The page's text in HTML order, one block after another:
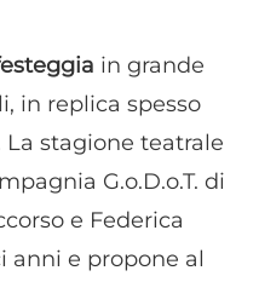
in grande
in replica spesso
stagione teatrale
G.o.D.o.T. di
e Federica
anni e propone al